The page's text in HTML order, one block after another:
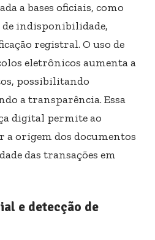
a bases oficiais, como
de indisponibilidade,
registral. O uso de
eletrônicos aumenta a
possibilitando
a transparência. Essa
digital permite ao
origem dos documentos
das transações em
e detecção de